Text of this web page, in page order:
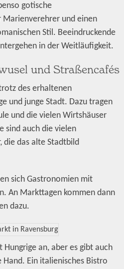
gotische
und einen
Stil. Beeindruckende
in der Weitläufigkeit.
und Straßencafés
des erhaltenen
und junge Stadt. Dazu tragen
und die vielen Wirtshäuser
sind auch die vielen
die das alte Stadtbild
sich Gastronomien mit
An Markttagen kommen dann
dazu.
an, aber es gibt auch
Ein italienisches Bistro